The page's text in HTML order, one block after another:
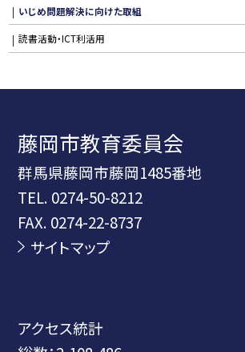
いじめ問題解決に向けた取組
読書活動・ICT利活用
藤岡市教育委員会
群馬県藤岡市藤岡1485番地
TEL. 0274-50-8212
FAX. 0274-22-8737
サイトマップ
アクセス統計